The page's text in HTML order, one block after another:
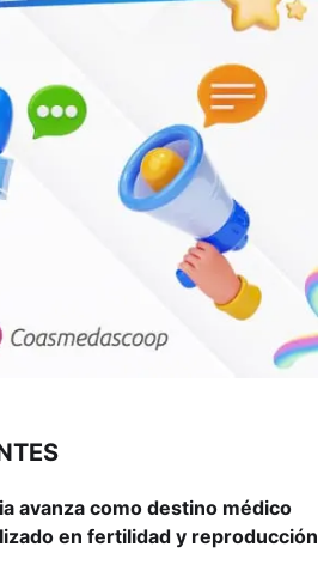
avanza como destino médico
en fertilidad y reproducción